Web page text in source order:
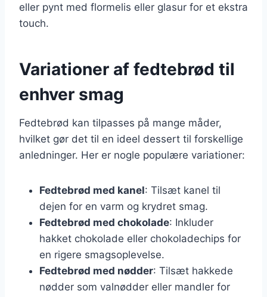
eller pynt med flormelis eller glasur for et ekstra
touch.
Variationer af fedtebrød til
enhver smag
Fedtebrød kan tilpasses på mange måder,
hvilket gør det til en ideel dessert til forskellige
anledninger. Her er nogle populære variationer:
Fedtebrød med kanel: Tilsæt kanel til
dejen for en varm og krydret smag.
Fedtebrød med chokolade: Inkluder
hakket chokolade eller chokoladechips for
en rigere smagsoplevelse.
Fedtebrød med nødder: Tilsæt hakkede
nødder som valnødder eller mandler for